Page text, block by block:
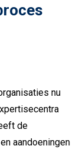
nu
de
aandoeningen